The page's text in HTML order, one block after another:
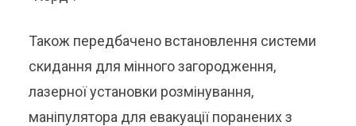
Також передбачено встановлення системи
скидання для мінного загородження,
лазерної установки розмінування,
маніпулятора для евакуації поранених з